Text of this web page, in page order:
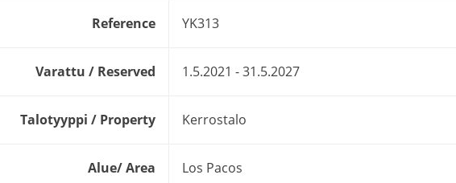
Reference YK313
Varattu / Reserved 1.5.2021 - 31.5.2027
Talotyyppi / Property Kerrostalo
Alue/ Area Los Pacos